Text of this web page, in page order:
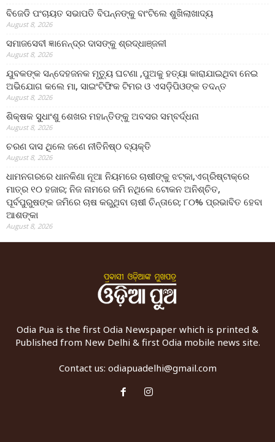
ବିଜେଡି ପଂଚାୟତ ସଭାପତି ବିପନ୍ନଙ୍କୁ ବାଂଟିଲେ ଶୁଖିଲାଖାଦ୍ୟ
August 8, 2026
ସମାଜସେବୀ ଜ୍ଞାନେନ୍ଦ୍ର ଦାସଙ୍କୁ ଶ୍ରଦ୍ଧାଞ୍ଜଳୀ
August 8, 2026
ଯୁବକଙ୍କ ସନ୍ଦେହଜନକ ମୃତ୍ୟୁ ଘଟଣା ,ପୁଅକୁ ହତ୍ୟା କାରାଯାଇଥିବା ନେଇ
ଅଭିଯୋଗ କଲେ ମା, ସାଇଂଟିଫିକ ଟିମର ଓ ଏସଡ଼ିପିଓଙ୍କ ତଦନ୍ତ
August 8, 2026
ଶିକ୍ଷକ ସୁଧାଂଶୁ ଶେଖର ମହାନ୍ତିଙ୍କୁ ଅବସର ସମ୍ବର୍ଦ୍ଧନା
August 8, 2026
ଚରଣ ଦାସ ଥିଲେ ଜଣେ ନୀତିନିଷ୍ଠ ବ୍ୟକ୍ତି
August 8, 2026
ଧାମନଗରରେ ଧାନକିଣା ନୂଆ ନିୟମରେ ଚାଷୀଙ୍କୁ ଝଟ୍‌କା,ଏଗ୍ରିଷ୍ଟାକ୍‌ରେ
ମାତ୍ର ୧୦ ହଜାର; ନିଜ ନାମରେ ଜମି ନଥିଲେ ଟୋକନ ଅନିଶ୍ଚିତ,
ପୂର୍ବପୁରୁଷଙ୍କ ଜମିରେ ଚାଷ କରୁଥିବା ଚାଷୀ ଚିନ୍ତାରେ; ୮୦% ପ୍ରଭାବିତ ହେବା
ଆଶଙ୍କା
August 8, 2026
Odia Pua is the first Odia Newspaper which is printed &
Published from New Delhi & first Odia mobile news site.
Contact us: odiapuadelhi@gmail.com